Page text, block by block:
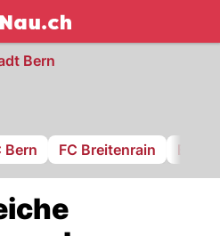
NAU.ch
Bern
Bern FC Breitenrain BSV